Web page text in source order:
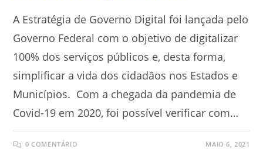
A Estratégia de Governo Digital foi lançada pelo
Governo Federal com o objetivo de digitalizar
100% dos serviços públicos e, desta forma,
simplificar a vida dos cidadãos nos Estados e
Municípios. Com a chegada da pandemia de
Covid-19 em 2020, foi possível verificar com…
0 COMENTÁRIO MAIO 6, 2021